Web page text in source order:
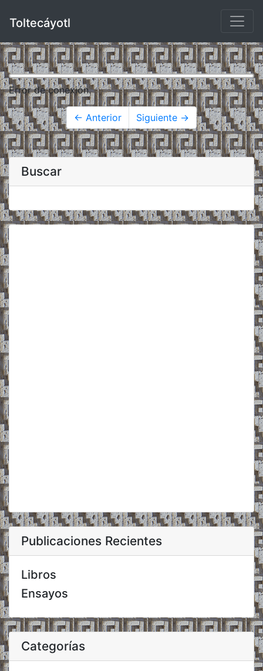
Toltecáyotl
Error de conexión.
← Anterior Siguiente →
Buscar
Publicaciones Recientes
Libros
Ensayos
Categorías